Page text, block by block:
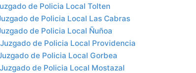
de Policia Local Tolten
de Policia Local Las Cabras
de Policia Local Ñuñoa
Juzgado de Policia Local Providencia
de Policia Local Gorbea
Juzgado de Policia Local Mostazal